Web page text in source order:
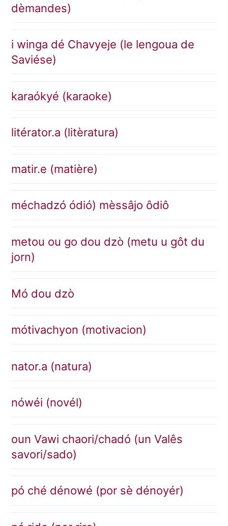
dèmandes)
i winga dé Chavyeje (le lengoua de
Saviése)
karaókyé (karaoke)
litérator.a (litèratura)
matir.e (matière)
méchadzó ódió) mèssâjo ôdiô
metou ou go dou dzò (metu u gôt du
jorn)
Mó dou dzò
mótivachyon (motivacion)
nator.a (natura)
nówéi (novél)
oun Vawi chaori/chadó (un Valês
savori/sado)
pó ché dénowé (por sè dénoyér)